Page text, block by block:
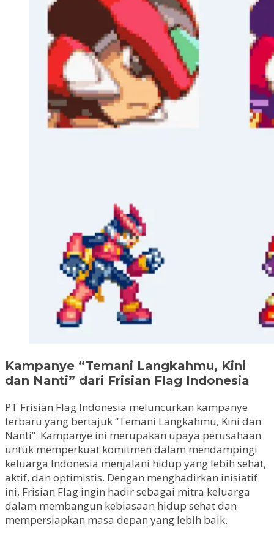
Kampanye “Temani Langkahmu, Kini
dan Nanti” dari Frisian Flag Indonesia
PT Frisian Flag Indonesia meluncurkan kampanye
terbaru yang bertajuk “Temani Langkahmu, Kini dan
Nanti”. Kampanye ini merupakan upaya perusahaan
untuk memperkuat komitmen dalam mendampingi
keluarga Indonesia menjalani hidup yang lebih sehat,
aktif, dan optimistis. Dengan menghadirkan inisiatif
ini, Frisian Flag ingin hadir sebagai mitra keluarga
dalam membangun kebiasaan hidup sehat dan
mempersiapkan masa depan yang lebih baik.